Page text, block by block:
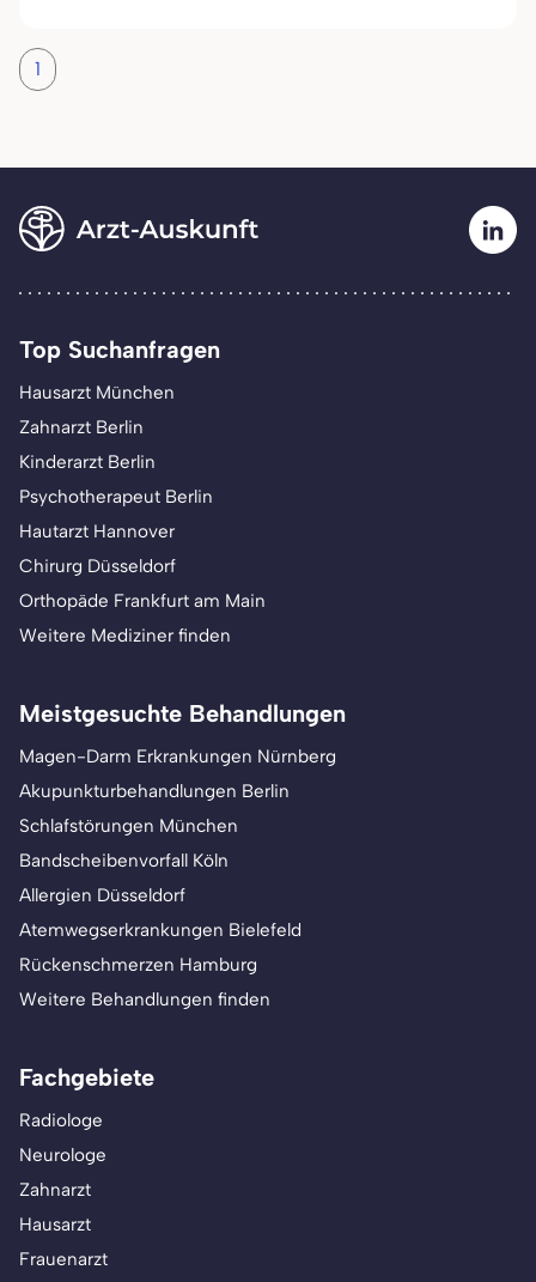
1
Top Suchanfragen
Hausarzt München
Zahnarzt Berlin
Kinderarzt Berlin
Psychotherapeut Berlin
Hautarzt Hannover
Chirurg Düsseldorf
Orthopäde Frankfurt am Main
Weitere Mediziner finden
Meistgesuchte Behandlungen
Magen-Darm Erkrankungen Nürnberg
Akupunkturbehandlungen Berlin
Schlafstörungen München
Bandscheibenvorfall Köln
Allergien Düsseldorf
Atemwegserkrankungen Bielefeld
Rückenschmerzen Hamburg
Weitere Behandlungen finden
Fachgebiete
Radiologe
Neurologe
Zahnarzt
Hausarzt
Frauenarzt